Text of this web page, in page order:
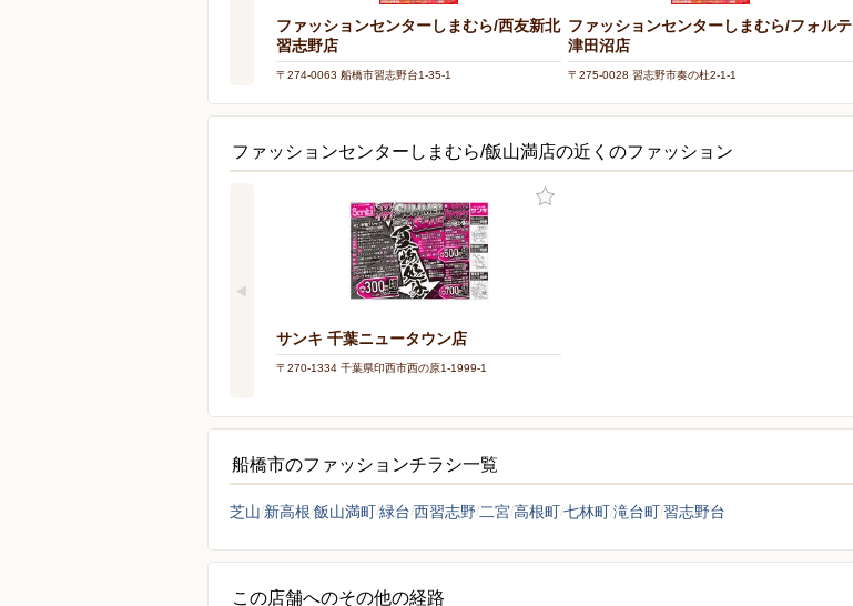
ファッションセンターしまむら/西友新北
習志野店
〒274-0063 船橋市習志野台1-35-1
ファッションセンターしまむら/フォルテ
津田沼店
〒275-0028 習志野市奏の杜2-1-1
ファッションセンターしまむら/飯山満店の近くのファッション
サンキ 千葉ニュータウン店
〒270-1334 千葉県印西市西の原1-1999-1
船橋市のファッションチラシ一覧
芝山 新高根 飯山満町緑台 西習志野 二宮高根町七林町滝台町 習志野台
この店舗へのその他の経路